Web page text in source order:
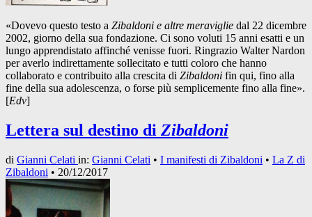
«Dovevo questo testo a Zibaldoni e altre meraviglie dal 22 dicembre
2002, giorno della sua fondazione. Ci sono voluti 15 anni esatti e un
lungo apprendistato affinché venisse fuori. Ringrazio Walter Nardon
per averlo indirettamente sollecitato e tutti coloro che hanno
collaborato e contribuito alla crescita di Zibaldoni fin qui, fino alla
fine della sua adolescenza, o forse più semplicemente fino alla fine».
[Edv]
Lettera sul destino di Zibaldoni
di Gianni Celati in: Gianni Celati • I manifesti di Zibaldoni • La Z di
Zibaldoni • 20/12/2017